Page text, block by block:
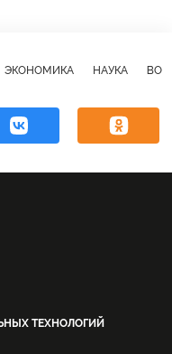
ЭКОНОМИКА НАУКА
ТЕХНОЛОГИЙ